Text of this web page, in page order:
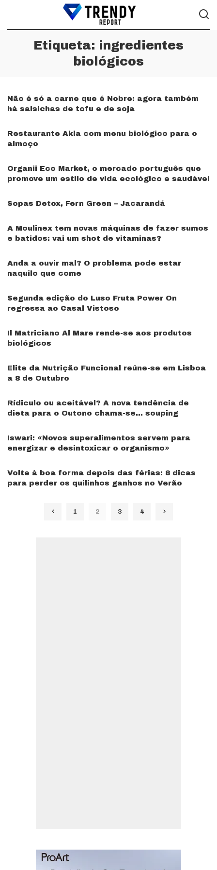
Etiqueta: ingredientes
biológicos
Não é só a carne que é Nobre: agora também
há salsichas de tofu e de soja
Restaurante Akla com menu biológico para o
almoço
Organii Eco Market, o mercado português que
promove um estilo de vida ecológico e saudável
Sopas Detox, Fern Green – Jacarandá
A Moulinex tem novas máquinas de fazer sumos
e batidos: vai um shot de vitaminas?
Anda a ouvir mal? O problema pode estar
naquilo que come
Segunda edição do Luso Fruta Power On
regressa ao Casal Vistoso
Il Matriciano Al Mare rende-se aos produtos
biológicos
Elite da Nutrição Funcional reúne-se em Lisboa
a 8 de Outubro
Rídiculo ou aceitável? A nova tendência de
dieta para o Outono chama-se… souping
Iswari: «Novos superalimentos servem para
energizar e desintoxicar o organismo»
Volte à boa forma depois das férias: 8 dicas
para perder os quilinhos ganhos no Verão
1 2 3 4